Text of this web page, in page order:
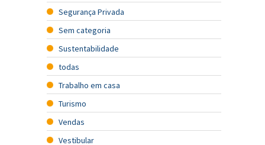
Segurança Privada
Sem categoria
Sustentabilidade
todas
Trabalho em casa
Turismo
Vendas
Vestibular